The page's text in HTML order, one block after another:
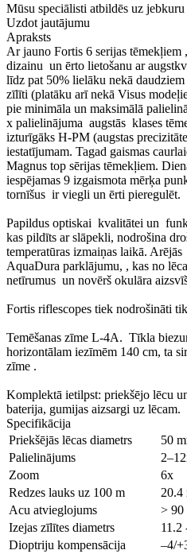
Mūsu speciālisti atbildēs uz
Uzdot jautājumu
Apraksts
Ar jauno Fortis 6 serijas
dizainu un ērto lietošanu ar
līdz pat 50% lielāku nekā
zīlīti (platāku arī nekā Visus
pie minimāla un maksimālā
x palielinājuma augstās klases
izturīgāks H-PM (augstas
iestatījumam. Tagad gaismas
Magnus top sērijas tēmekļiem.
iespējamas 9 izgaismota mērķa
tornīšus ir viegli un ērti pieregulēt.
Papildus optiskai kvalitātei un
kas pildīts ar slāpekli, nodrošina
temperatūras izmaiņas laikā.
AquaDura parklājumu, , kas no
netīrumus un novērš okulāra
Fortis riflescopes tiek nodrošināti
Temēšanas zīme L-4A. Tīkla
horizontālam iezīmēm 140 cm, ta
zīme .
Komplektā ietilpst: priekšējo lēcu
baterija, gumijas aizsargi uz lēcam.
Specifikācija
Priekšējās lēcas diametrs
50
Palielinājums
Zoom
6x
Redzes lauks uz 100 m
20.4
Acu atvieglojums
> 90
Izejas zīlītes diametrs
11.2
Dioptriju kompensācija
–4/